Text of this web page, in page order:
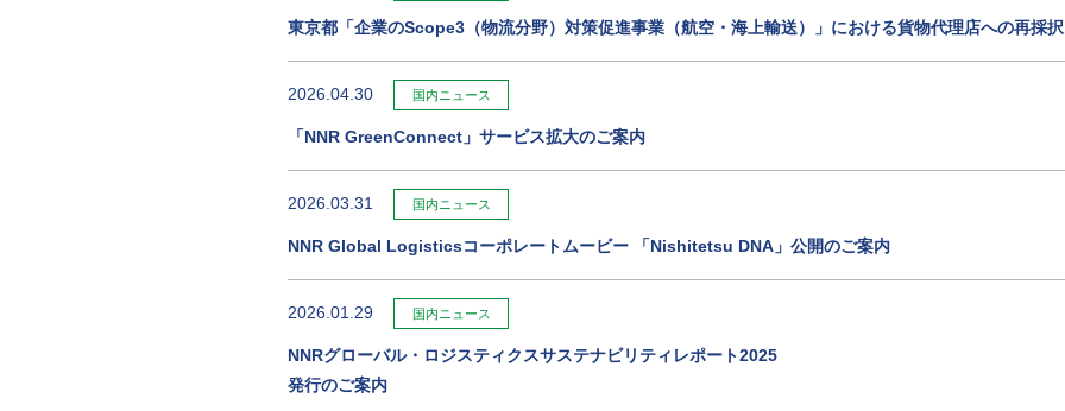
東京都「企業のScope3（物流分野）対策促進事業（航空・海上輸送）」における貨物代理店への再採択
2026.04.30 国内ニュース
「NNR GreenConnect」サービス拡大のご案内
2026.03.31 国内ニュース
NNR Global Logisticsコーポレートムービー 「Nishitetsu DNA」公開のご案内
2026.01.29 国内ニュース
NNRグローバル・ロジスティクスサステナビリティレポート2025
発行のご案内